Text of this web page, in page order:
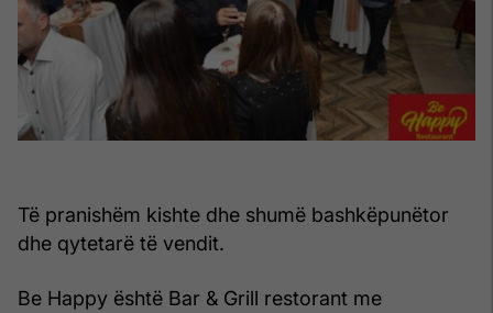
Të pranishëm kishte dhe shumë bashkëpunëtor
dhe qytetarë të vendit.
Be Happy është Bar & Grill restorant me